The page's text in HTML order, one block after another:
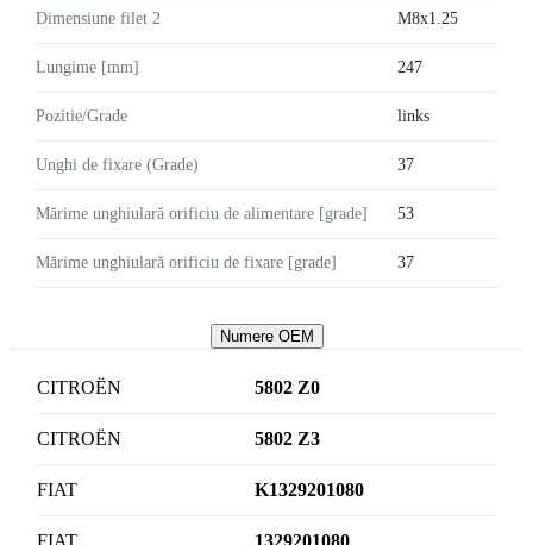
Dimensiune filet 2 M8x1.25
Lungime [mm] 247
Pozitie/Grade links
Unghi de fixare (Grade) 37
Mărime unghiulară orificiu de alimentare [grade] 53
Mărime unghiulară orificiu de fixare [grade] 37
Numere OEM
CITROËN 5802 Z0
CITROËN 5802 Z3
FIAT K1329201080
FIAT 1329201080